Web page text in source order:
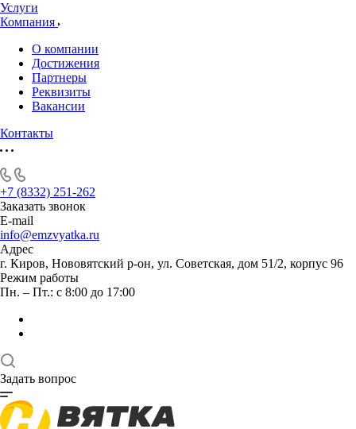
Услуги
Компания
О компании
Достижения
Партнеры
Реквизиты
Вакансии
Контакты
+7 (8332) 251-262
Заказать звонок
E-mail
info@emzvyatka.ru
Адрес
г. Киров, Нововятский р-он, ул. Советская, дом 51/2, корпус 96
Режим работы
Пн. – Пт.: с 8:00 до 17:00
Задать вопрос